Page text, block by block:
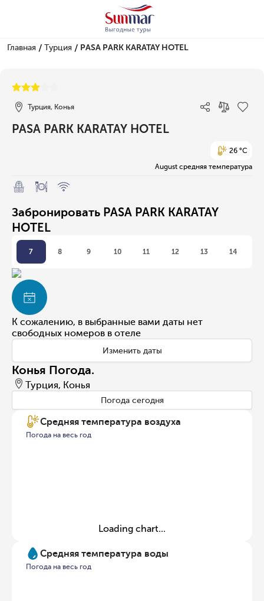
Главная / Турция / PASA PARK KARATAY HOTEL
Турция, Конья
PASA PARK KARATAY HOTEL
26 °C
August средняя температура
Забронировать PASA PARK KARATAY
HOTEL
7 8 9 10 11 12 13 14
К сожалению, в выбранные вами даты нет
свободных номеров в отеле
Изменить даты
Конья Погода.
Турция, Конья
Погода сегодня
Средняя температура воздуха
Погода на весь год
Loading chart...
Средняя температура воды
Погода на весь год